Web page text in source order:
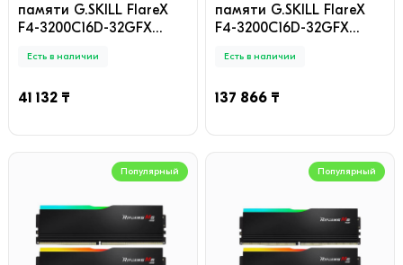
памяти G.SKILL FlareX
F4-3200C16D-32GFX
3200MHz
Есть в наличии
41 132 ₸
памяти G.SKILL FlareX
F4-3200C16D-32GFX
3200MHz
Есть в наличии
137 866 ₸
Популярный Популярный